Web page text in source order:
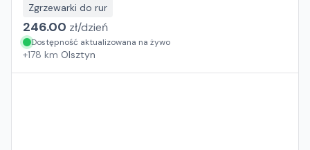
Zgrzewarki do rur
246.00 zł/dzień
Dostępność aktualizowana na żywo
+178 km Olsztyn